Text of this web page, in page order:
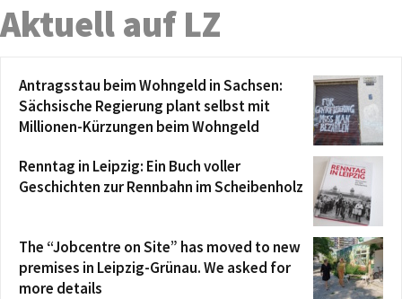
Aktuell auf LZ
Antragsstau beim Wohngeld in Sachsen:
Sächsische Regierung plant selbst mit
Millionen-Kürzungen beim Wohngeld
Renntag in Leipzig: Ein Buch voller
Geschichten zur Rennbahn im Scheibenholz
The “Jobcentre on Site” has moved to new
premises in Leipzig-Grünau. We asked for
more details